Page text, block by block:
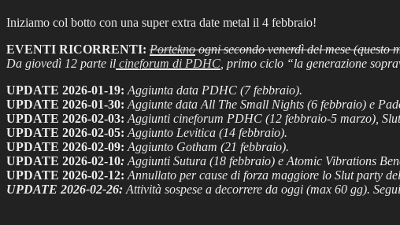
Iniziamo col botto con una super extra date metal il 4 febbraio!
EVENTI RICORRENTI: Porteknoogni secondo venerdì del mese (questo
Da giovedì 12 parte il cineforum di PDHC , primo ciclo “la generazione
UPDATE 2026-01-19: Aggiunta data PDHC (7 febbraio).
UPDATE 2026-01-30: Aggiunte data All The Small Nights (6 febbraio) e
UPDATE 2026-02-03: Aggiunti cineforum PDHC (12 febbraio-5 marzo),
UPDATE 2026-02-05: Aggiunto Levitica (14 febbraio).
UPDATE 2026-02-09: Aggiunto Gotham (21 febbraio).
UPDATE 2026-02-10: Aggiunti Sutura (18 febbraio) e Atomic Vibrations
UPDATE 2026-02-12: Annullato per cause di forza maggiore lo Slut party
UPDATE 2026-02-26: Attività sospese a decorrere da oggi (max 60 gg).